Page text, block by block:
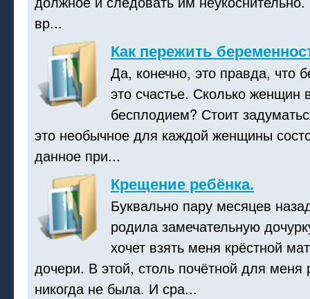
вр...
Как пережить
Да, конечно, это правда, что
это счастье. Сколько женщин
бесплодием? Стоит
это необычное для каждой женщины
данное при...
Крещение ребёнка.
Буквально пару месяцев
родила замечательную
хочет взять меня крёстной
дочери. В этой, столь почётной для
никогда не была. И сра...